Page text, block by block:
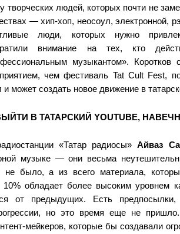
творческих людей, которых почти не
— хип-хоп, неосоул, электронной,
люди, которых нужно
внимание на тех, кто
музыкантом». Коротков
чем фестиваль Tat Cult Fest,
и может создать новое движение в
В ТАТАРСКИЙ YOUTUBE,
«Татар радиосы»Айваз
музыке — они весьма
не было, а из всего материала,
обладает более высоким уровнем
от предыдущих. Есть
но это время еще не
мейкеров, которые бы создавали